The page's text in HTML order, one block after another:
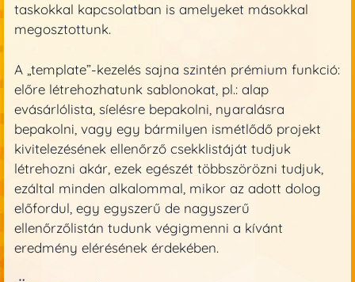
taskokkal kapcsolatban is amelyeket másokkal
megosztottunk.
A „template”-kezelés sajna szintén prémium funkció:
előre létrehozhatunk sablonokat, pl.: alap
evásárlólista, síelésre bepakolni, nyaralásra
bepakolni, vagy egy bármilyen ismétlődő projekt
kivitelezésének ellenőrző csekklistáját tudjuk
létrehozni akár, ezek egészét többszörözni tudjuk,
ezáltal minden alkalommal, mikor az adott dolog
előfordul, egy egyszerű de nagyszerű
ellenőrzőlistán tudunk végigmenni a kívánt
eredmény elérésének érdekében.